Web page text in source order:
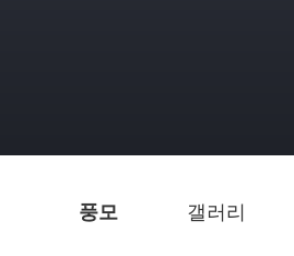
풍모 갤러리